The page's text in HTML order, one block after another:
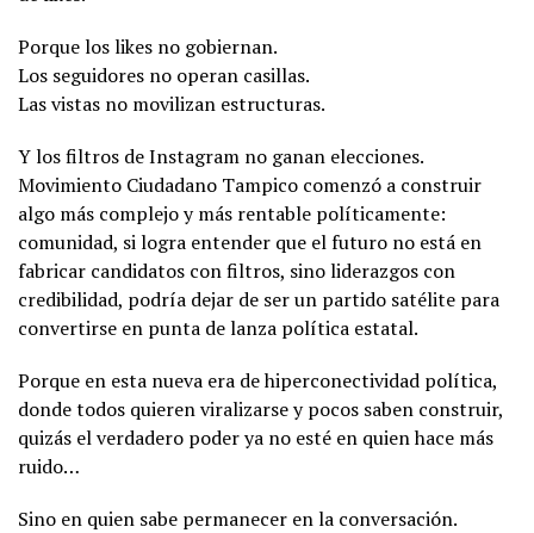
Porque los likes no gobiernan.
Los seguidores no operan casillas.
Las vistas no movilizan estructuras.
Y los filtros de Instagram no ganan elecciones.
Movimiento Ciudadano Tampico comenzó a construir
algo más complejo y más rentable políticamente:
comunidad, si logra entender que el futuro no está en
fabricar candidatos con filtros, sino liderazgos con
credibilidad, podría dejar de ser un partido satélite para
convertirse en punta de lanza política estatal.
Porque en esta nueva era de hiperconectividad política,
donde todos quieren viralizarse y pocos saben construir,
quizás el verdadero poder ya no esté en quien hace más
ruido…
Sino en quien sabe permanecer en la conversación.